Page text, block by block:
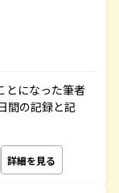
とになった筆者
間の記録と記
詳細を見る